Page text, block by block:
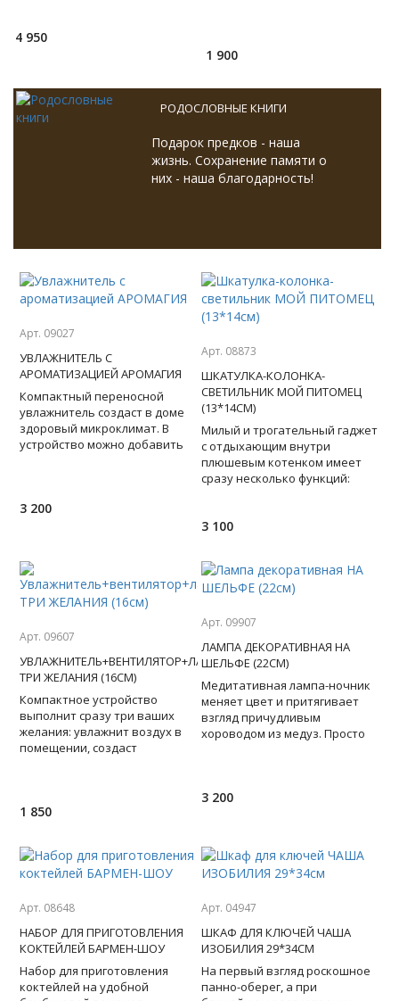
4 950
1 900
РОДОСЛОВНЫЕ КНИГИ
Подарок предков - наша
жизнь. Сохранение памяти о
них - наша благодарность!
Арт. 09027
УВЛАЖНИТЕЛЬ С
АРОМАТИЗАЦИЕЙ АРОМАГИЯ
Компактный переносной
увлажнитель создаст в доме
здоровый микроклимат. В
устройство можно добавить
3 200
Арт. 08873
ШКАТУЛКА-КОЛОНКА-
СВЕТИЛЬНИК МОЙ ПИТОМЕЦ
(13*14СМ)
Милый и трогательный гаджет
с отдыхающим внутри
плюшевым котенком имеет
сразу несколько функций:
Blu
3 100
Арт. 09607
УВЛАЖНИТЕЛЬ+ВЕНТИЛЯТОР+ЛАМПА
ТРИ ЖЕЛАНИЯ (16СМ)
Компактное устройство
выполнит сразу три ваших
желания: увлажнит воздух в
помещении, создаст
1 850
Арт. 09907
ЛАМПА ДЕКОРАТИВНАЯ НА
ШЕЛЬФЕ (22СМ)
Медитативная лампа-ночник
меняет цвет и притягивает
взгляд причудливым
хороводом из медуз. Просто
3 200
Арт. 08648
НАБОР ДЛЯ ПРИГОТОВЛЕНИЯ
КОКТЕЙЛЕЙ БАРМЕН-ШОУ
Набор для приготовления
коктейлей на удобной
Арт. 04947
ШКАФ ДЛЯ КЛЮЧЕЙ ЧАША
ИЗОБИЛИЯ 29*34СМ
На первый взгляд роскошное
панно-оберег, а при